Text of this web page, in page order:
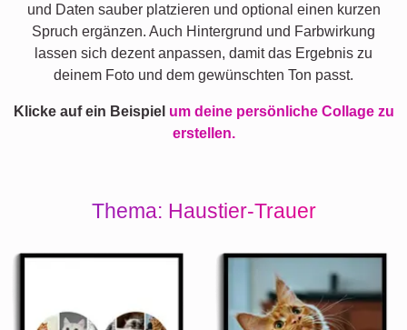
und Daten sauber platzieren und optional einen kurzen
Spruch ergänzen. Auch Hintergrund und Farbwirkung
lassen sich dezent anpassen, damit das Ergebnis zu
deinem Foto und dem gewünschten Ton passt.
Klicke auf ein Beispiel um deine persönliche Collage zu
erstellen.
Thema: Haustier-Trauer